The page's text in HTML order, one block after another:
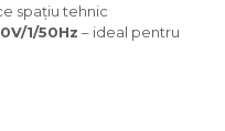
spațiu tehnic
1/50Hz – ideal pentru